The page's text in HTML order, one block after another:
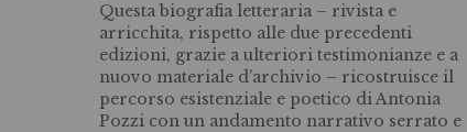
Questa biografia letteraria – rivista e
arricchita, rispetto alle due precedenti
edizioni, grazie a ulteriori testimonianze e a
nuovo materiale d’archivio – ricostruisce il
percorso esistenziale e poetico di Antonia
Pozzi con un andamento narrativo serrato e